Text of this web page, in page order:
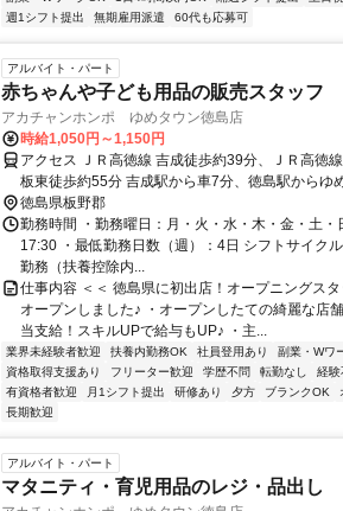
週1シフト提出
無期雇用派遣 60代も応募可
アルバイト・パート
赤ちゃんや子ども用品の販売スタッフ
アカチャンホンポ ゆめタウン徳島店
時給1,050円～1,150円
アクセス ＪＲ高徳線 吉成徒歩約39分、ＪＲ高徳
板東徒歩約55分 吉成駅から車7分、徳島駅からゆ
徳島県板野郡
勤務時間 ・勤務曜日：月・火・水・木・金・土・
17:30 ・最低勤務日数（週）：4日 シフトサイク
勤務（扶養控除内...
仕事内容 ＜＜ 徳島県に初出店！オープニングス
オープンしました♪ ・オープンしたての綺麗な店
当支給！スキルUPで給与もUP♪ ・主...
業界未経験者歓迎 扶養内勤務OK 社員登用あり 副業・Wワ
資格取得支援あり
フリーター歓迎 学歴不問 転勤なし 経験
有資格者歓迎
月1シフト提出 研修あり 夕方 ブランクOK
長期歓迎
アルバイト・パート
マタニティ・育児用品のレジ・品出し